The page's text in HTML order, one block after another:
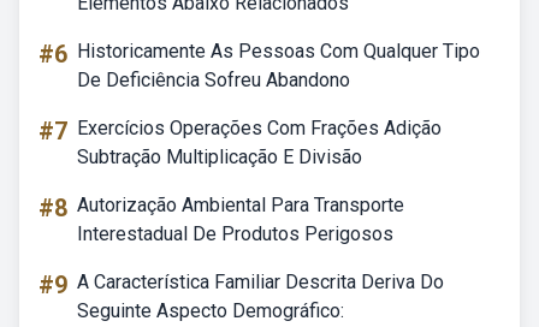
#6 Historicamente As Pessoas Com Qualquer Tipo
De Deficiência Sofreu Abandono
#7 Exercícios Operações Com Frações Adição
Subtração Multiplicação E Divisão
#8 Autorização Ambiental Para Transporte
Interestadual De Produtos Perigosos
#9 A Característica Familiar Descrita Deriva Do
Seguinte Aspecto Demográfico: